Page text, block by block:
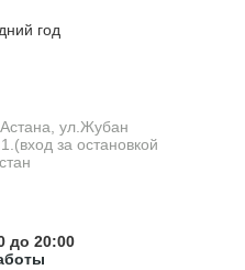
год
ул.Жубан
за остановкой
до 20:00